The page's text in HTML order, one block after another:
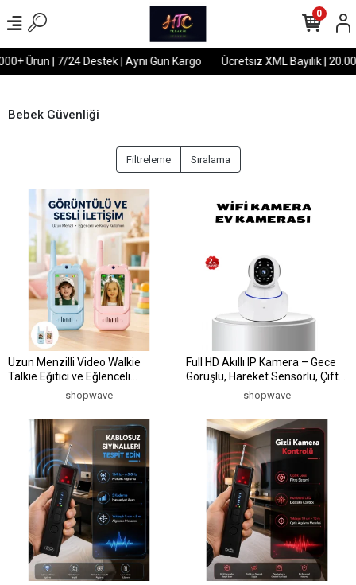
Ürün | 7/24 Destek | Aynı Gün Kargo Ücretsiz XML Bayilik |
0
Bebek Güvenliği
Filtreleme Sıralama
Uzun Menzilli Video Walkie
Talkie Eğitici ve Eğlenceli
shopwave
Full HD Akıllı IP Kamera – Gece
Görüşlü, Hareket Sensörlü, Çift
Yönlü Ses ve Online Kayıt
shopwave